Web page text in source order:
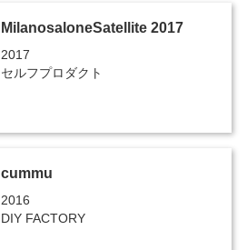
MilanosaloneSatellite 2017
2017
セルフプロダクト
cummu
2016
DIY FACTORY